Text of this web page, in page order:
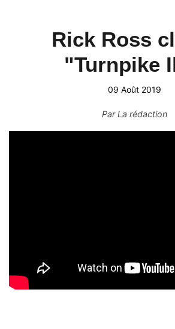
Rick Ross
"Turnpike
09 Août 2019
ParLa rédaction